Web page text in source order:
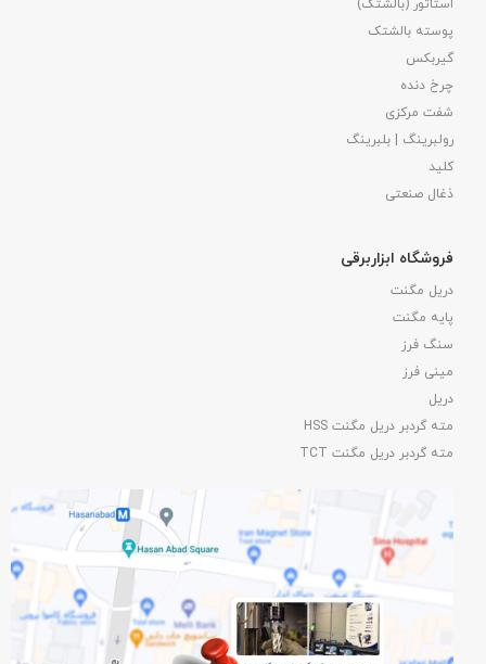
استاتور (بالشتک)
پوسته بالشتک
گیربکس
چرخ دنده
شفت مرکزی
رولبرینگ | بلبرینگ
کلید
ذغال صنعتی
فروشگاه ابزاربرقی
دریل مگنت
پایه مگنت
سنگ فرز
مینی فرز
دریل
مته گردبر دریل مگنت HSS
مته گردبر دریل مگنت TCT